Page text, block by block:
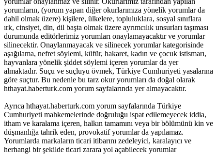
yorumların, (yorum yapan diğer okurlarımıza yönelik yorumlar da
dahil olmak üzere) kişilere, ülkelere, topluluklara, sosyal sınıflara
ırk, cinsiyet, din, dil başta olmak üzere ayrımcılık unsurları taşıması
durumunda editörlerimiz yorumları onaylamayacaktır ve yorumlar
silinecektir. Onaylanmayacak ve silinecek yorumlar kategorisinde
aşağılama, nefret söylemi, küfür, hakaret, kadın ve çocuk istismarı,
hayvanlara yönelik şiddet söylemi içeren yorumlar da yer
almaktadır. Suçu ve suçluyu övmek, Türkiye Cumhuriyeti yasalarına
göre suçtur. Bu nedenle bu tarz okur yorumları da doğal olarak
hthayat.haberturk.com yorum sayfalarında yer almayacaktır.
Ayrıca hthayat.haberturk.com yorum sayfalarında Türkiye
Cumhuriyeti mahkemelerinde doğruluğu ispat edilemeyecek iddia,
itham ve karalama içeren, halkın tamamını veya bir bölümünü kin ve
düşmanlığa tahrik eden, provokatif yorumlar da yapılamaz.
Yorumlarda markaların ticari itibarını zedeleyici, karalayıcı ve
herhangi bir şekilde ticari zarara yol açabilecek yorumlar